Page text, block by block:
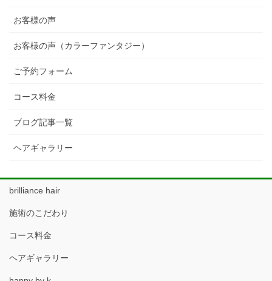
お客様の声
お客様の声（カラーファンタジー）
ご予約フォーム
コース料金
ブログ記事一覧
ヘアギャラリー
brilliance hair
施術のこだわり
コース料金
ヘアギャラリー